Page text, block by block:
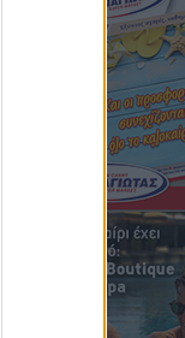
επιβάτες
Ραφήνα και
• πριν 14
Τι αλλάζει το
τουριστικές
Τοπικές Ειδήσεις•
ΥΠΑΑΤ: 12,5
Περιφέρειες
Τοπικές Ειδήσεις